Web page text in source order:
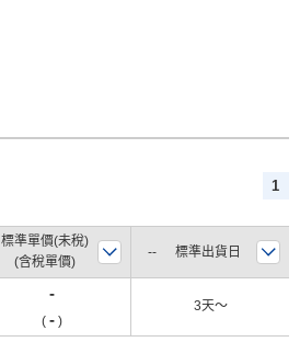
1
標準單價(未稅)
(含稅單價)
標準出貨日
-
( - )
3天〜